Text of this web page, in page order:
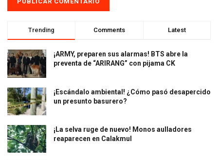
Trending Comments Latest
¡ARMY, preparen sus alarmas! BTS abre la
preventa de “ARIRANG” con pijama CK
¡Escándalo ambiental! ¿Cómo pasó desapercido
un presunto basurero?
¡La selva ruge de nuevo! Monos aulladores
reaparecen en Calakmul